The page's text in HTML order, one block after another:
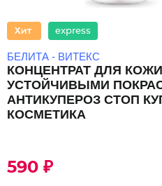
express
БЕЛИТА - ВИТЕКС
КОНЦЕНТРАТ ДЛЯ
УСТОЙЧИВЫМИ
АНТИКУПЕРОЗ СТОП
КОСМЕТИКА
590 ₽